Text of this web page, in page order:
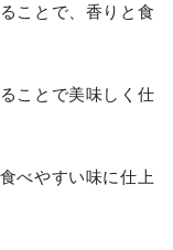
ことで、香りと食
ことで美味しく仕
べやすい味に仕上